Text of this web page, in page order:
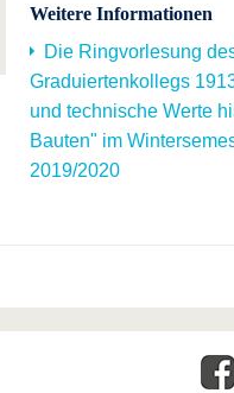
Weitere Informationen
Die Ringvorlesung
Graduiertenkollegs
und technische Werte
Bauten" im
2019/2020